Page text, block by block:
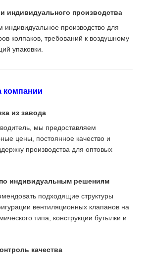
индивидуального производства
производство для
колпаков, требований к воздушному
упаковки.
компании
из завода
мы предоставляем
цены, постоянное качество и
производства для оптовых
индивидуальным решениям
подходящие структуры
вентиляционных клапанов на
типа, конструкции бутылки и
качества